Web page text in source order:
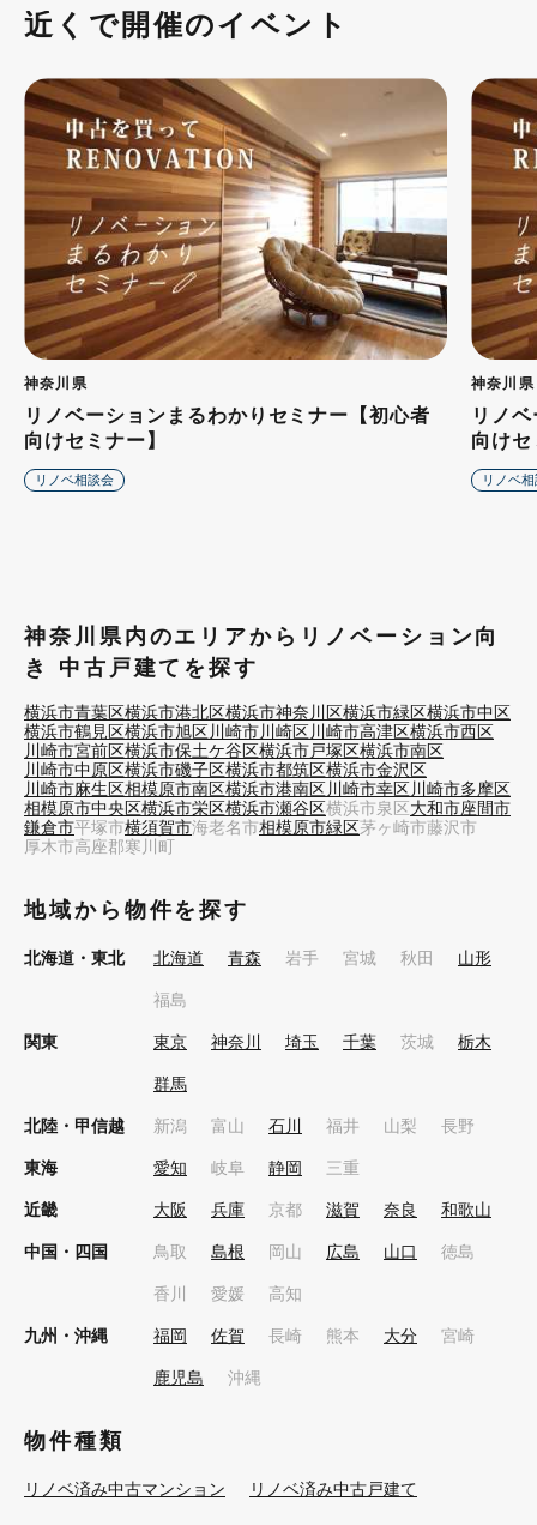
近くで開催のイベント
神奈川県
リノベーションまるわかりセミナー【初心者
向けセミナー】
リノベ相談会
神奈川県
リノ
向け
リノベ
神奈川県内のエリアからリノベーション向
き 中古戸建てを探す
横浜市青葉区横浜市港北区横浜市神奈川区横浜市緑区横浜市中区
横浜市鶴見区横浜市旭区川崎市川崎区川崎市高津区横浜市西区
川崎市宮前区横浜市保土ケ谷区横浜市戸塚区横浜市南区
川崎市中原区横浜市磯子区横浜市都筑区横浜市金沢区
川崎市麻生区相模原市南区横浜市港南区川崎市幸区川崎市多摩区
相模原市中央区横浜市栄区横浜市瀬谷区横浜市泉区大和市座間市
鎌倉市平塚市横須賀市海老名市相模原市緑区茅ヶ崎市藤沢市
厚木市高座郡寒川町
地域から物件を探す
北海道・東北 北海道 青森 岩手 宮城 秋田 山形
福島
関東 東京 神奈川 埼玉 千葉 茨城 栃木
群馬
北陸・甲信越 新潟 富山 石川 福井 山梨 長野
東海 愛知 岐阜 静岡 三重
近畿 大阪 兵庫 京都 滋賀 奈良 和歌山
中国・四国 鳥取 島根 岡山 広島 山口 徳島
香川 愛媛 高知
九州・沖縄 福岡 佐賀 長崎 熊本 大分 宮崎
鹿児島 沖縄
物件種類
リノベ済み中古マンション リノベ済み中古戸建て